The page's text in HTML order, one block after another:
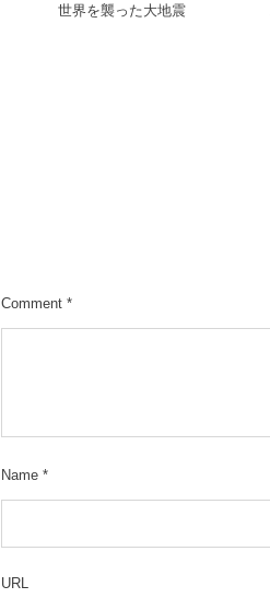
世界を襲った大地震
Comment *
Name *
URL